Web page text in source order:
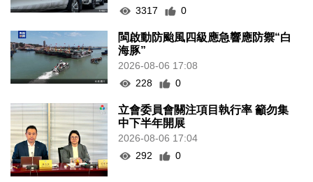
3317
0
閩啟動防颱風四級應急響應防禦“白
海豚”
2026-08-06 17:08
228
0
立會委員會關注項目執行率 籲勿集
中下半年開展
2026-08-06 17:04
292
0